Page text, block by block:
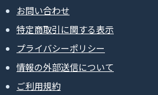
お問い合わせ
特定商取引に関する表示
プライバシーポリシー
情報の外部送信について
ご利用規約